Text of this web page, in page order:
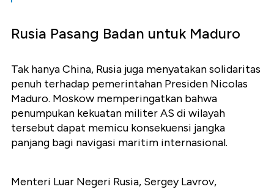
Rusia Pasang Badan untuk Maduro
Tak hanya China, Rusia juga menyatakan solidaritas
penuh terhadap pemerintahan Presiden Nicolas
Maduro. Moskow memperingatkan bahwa
penumpukan kekuatan militer AS di wilayah
tersebut dapat memicu konsekuensi jangka
panjang bagi navigasi maritim internasional.
Menteri Luar Negeri Rusia, Sergey Lavrov,